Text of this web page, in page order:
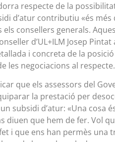
respecte de la
d’atur contributiu «és
consellers generals.
d’UL+ILM Josep
i concreta de la
les negociacions al respecte.
que els assessors del
la prestació per
subsidi d’atur: «Una cosa
diuen que hem de fer. Vol
i que ens han permès una